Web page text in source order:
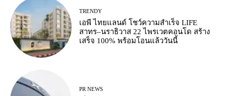
TRENDY
เอพี ไทยแลนด์ โชว์ความสำเร็จ LIFE
สาทร–นราธิวาส 22 ไพรเวตคอนโด สร้าง
เสร็จ 100% พร้อมโอนแล้ววันนี้
PR NEWS